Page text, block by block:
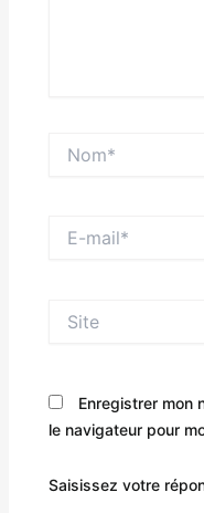
mail*
Enregistrer mon
le navigateur pour
Saisissez votre